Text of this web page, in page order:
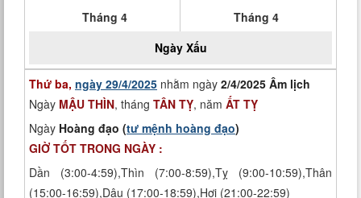
Tháng 4
Tháng 4
Ngày Xấu
Thứ ba, ngày 29/4/2025 nhằm ngày 2/4/2025 Âm lịch
Ngày MẬU THÌN, tháng TÂN TỴ, năm ẤT TỴ
Ngày Hoàng đạo (tư mệnh hoàng đạo)
GIỜ TỐT TRONG NGÀY :
Dần (3:00-4:59),Thìn (7:00-8:59),Tỵ (9:00-10:59),Thân
(15:00-16:59),Dậu (17:00-18:59),Hợi (21:00-22:59)